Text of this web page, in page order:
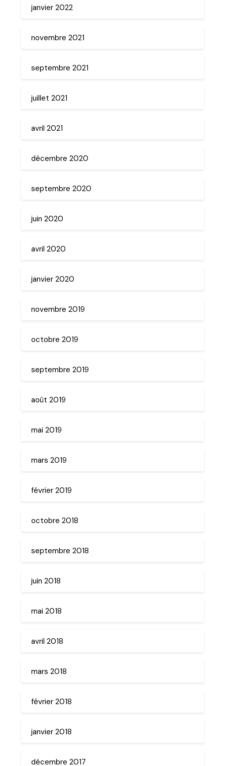
janvier 2022
novembre 2021
septembre 2021
juillet 2021
avril 2021
décembre 2020
septembre 2020
juin 2020
avril 2020
janvier 2020
novembre 2019
octobre 2019
septembre 2019
août 2019
mai 2019
mars 2019
février 2019
octobre 2018
septembre 2018
juin 2018
mai 2018
avril 2018
mars 2018
février 2018
janvier 2018
décembre 2017